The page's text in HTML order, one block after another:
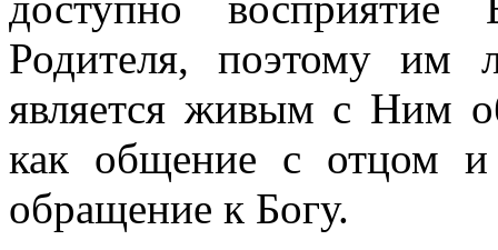
Родителя, поэтому им
является живым с Ним
как общение с отцом и
обращение к Богу.